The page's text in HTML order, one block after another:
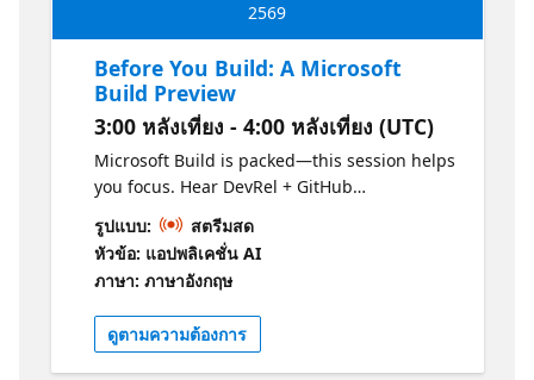
2569
Before You Build: A Microsoft
Build Preview
3:00 หลังเที่ยง - 4:00 หลังเที่ยง (UTC)
Microsoft Build is packed—this session helps
you focus. Hear DevRel + GitHub
perspectives on the biggest themes, what’s
new, and which sessions are “can’t miss.”
Walk away with a simple plan to build your
personal agenda, follow the right tracks, and
get maximum value whether you attend live
or watch on‑demand. Join us and get
Build‑ready.
รูปแบบ:
สตรีมสด
หัวข้อ: แอปพลิเคชั่น AI
ภาษา: ภาษาอังกฤษ
ดูตามความต้องการ